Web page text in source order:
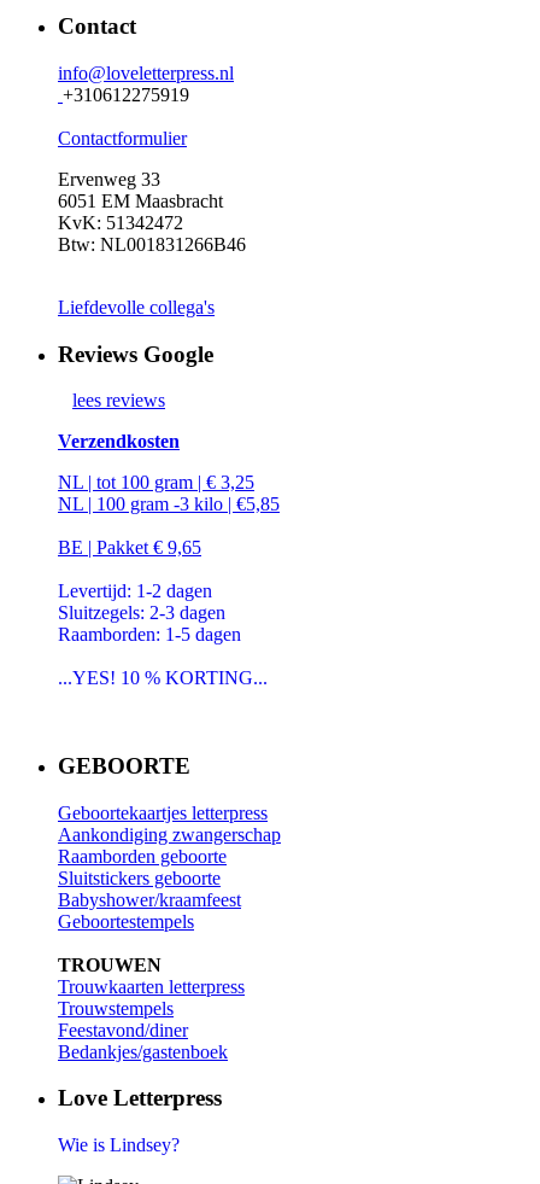
Contact
info@loveletterpress.nl
+310612275919
Contactformulier
Ervenweg 33
6051 EM Maasbracht
KvK: 51342472
Btw: NL001831266B46
Liefdevolle collega's
Reviews Google
lees reviews
Verzendkosten
NL | tot 100 gram | € 3,25
NL | 100 gram -3 kilo | €5,85
BE | Pakket € 9,65
Levertijd: 1-2 dagen
Sluitzegels: 2-3 dagen
Raamborden: 1-5 dagen
...YES! 10 % KORTING...
GEBOORTE
Geboortekaartjes letterpress
Aankondiging zwangerschap
Raamborden geboorte
Sluitstickers geboorte
Babyshower/kraamfeest
Geboortestempels
TROUWEN
Trouwkaarten letterpress
Trouwstempels
Feestavond/diner
Bedankjes/gastenboek
Love Letterpress
Wie is Lindsey?